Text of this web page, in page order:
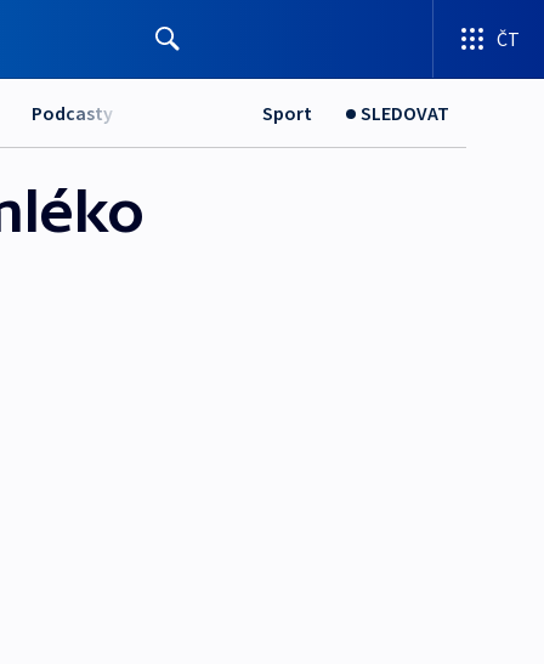
ČT
Podcasty Sport SLEDOVAT